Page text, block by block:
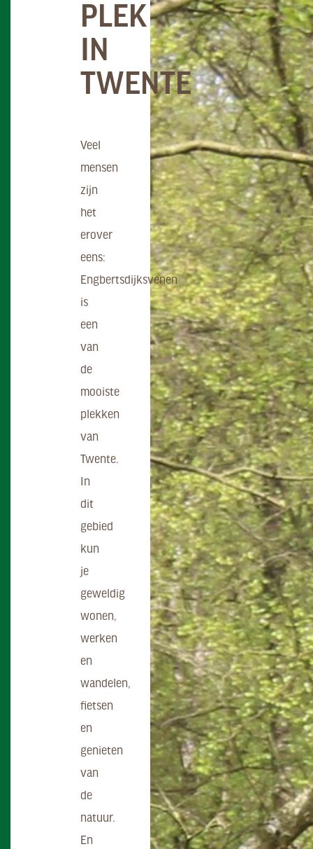
PLEK
IN
TWENTE
Veel
mensen
zijn
het
erover
eens:
Engbertsdijksvenen
is
een
van
de
mooiste
plekken
van
Twente.
In
dit
gebied
kun
je
geweldig
wonen,
werken
en
wandelen,
fietsen
en
genieten
van
de
natuur.
En